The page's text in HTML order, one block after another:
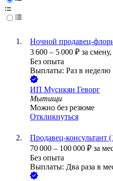
Ночной продавец-
3 600 – 5 000 ₽ за смену,
Без опыта
Выплаты: Раз в неделю
ИП Мусикян Геворг
Мытищи
Можно без резюме
Откликнуться
Продавец-консультант
70 000 – 100 000 ₽ за
Без опыта
Выплаты: Два раза в